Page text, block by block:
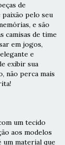
de
paixão pelo seu
e são
camisas de time
em jogos,
e
exibir sua
não perca mais
um tecido
aos modelos
material que